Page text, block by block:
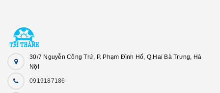
30/7 Nguyễn Công Trứ, P. Phạm Đình Hổ, Q.Hai Bà Trưng, Hà
Nội
0919187186